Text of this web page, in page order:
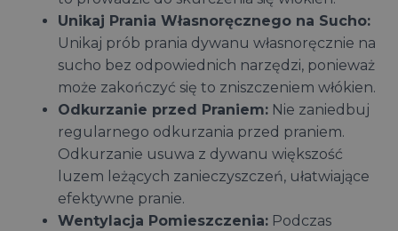
Unikaj Prania Własnoręcznego na Sucho:
Unikaj prób prania dywanu własnoręcznie na
sucho bez odpowiednich narzędzi, ponieważ
może zakończyć się to zniszczeniem włókien.
Odkurzanie przed Praniem: Nie zaniedbuj
regularnego odkurzania przed praniem.
Odkurzanie usuwa z dywanu większość
luzem leżących zanieczyszczeń, ułatwiające
efektywne pranie.
Wentylacja Pomieszczenia: Podczas